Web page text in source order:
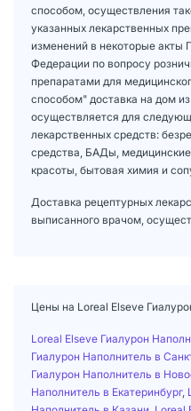
способом, осуществления
указанных лекарственных
изменений в некоторые акты
Федерации по вопросу
препаратами для
способом" доставка на дом
осуществляется для
лекарственных средств:
средства, БАДы,
красоты, бытовая химия и
Доставка рецептурных
выписанного врачом,
Цены на Loreal Elseve
Loreal Elseve Гиалурон
Гиалурон Наполнитель в
Гиалурон Наполнитель в
Наполнитель в Екатеринбург,